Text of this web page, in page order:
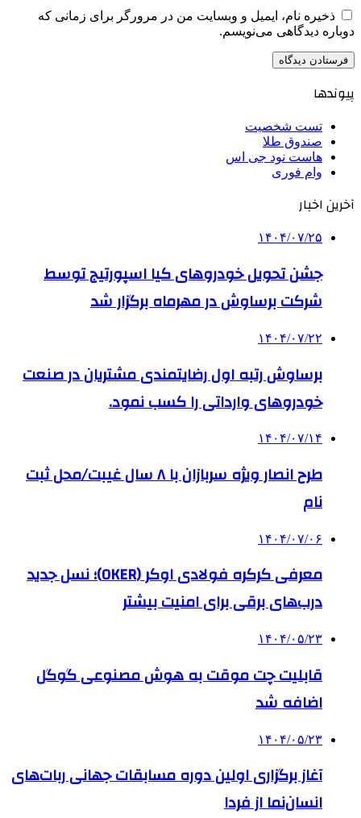
ذخیره نام، ایمیل و وبسایت من در مرورگر برای زمانی که
دوباره دیدگاهی می‌نویسم.
پیوندها
تست شخصیت
صندوق طلا
هاست نود جی اس
وام فوری
آخرین اخبار
۱۴۰۴/۰۷/۲۵
جشن تحویل خودروهای کیا اسپورتیج توسط
شرکت برساوش در مهرماه برگزار شد
۱۴۰۴/۰۷/۲۲
برساوش رتبه اول رضایتمندی مشتریان در صنعت
خودروهای وارداتی را کسب نمود.
۱۴۰۴/۰۷/۱۴
طرح انصار ویژه سربازان با ۸ سال غیبت/محل ثبت
نام
۱۴۰۴/۰۷/۰۶
معرفی کرکره فولادی اوکر (OKER)؛ نسل جدید
درب‌های برقی برای امنیت بیشتر
۱۴۰۴/۰۵/۲۳
قابلیت چت موقت به هوش مصنوعی گوگل
اضافه شد
۱۴۰۴/۰۵/۲۳
آغاز برگزاری اولین دوره مسابقات جهانی ربات‌های
انسان‌نما از فردا